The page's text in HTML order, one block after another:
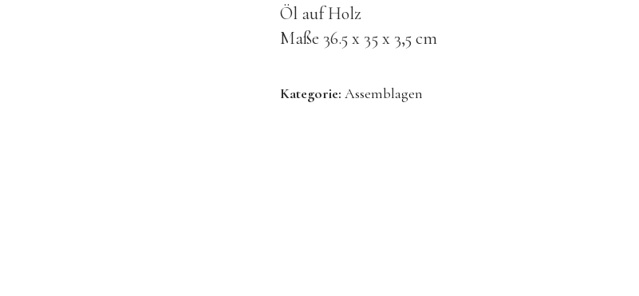
Öl auf Holz
Maße 36.5 x 35 x 3,5 cm
Kategorie: Assemblagen